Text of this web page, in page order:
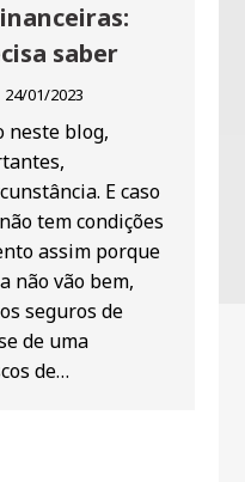
saber
24/01/2023
neste blog,
E caso
tem condições
assim porque
não vão bem,
seguros de
de uma
de…